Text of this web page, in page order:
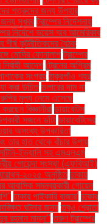
শত্রুদের জন্য উপহার
জন্য সুখবর ট্রাম্পের নির্দেশনায়
নির্দেশে ভয়েস অব আমেরিকার
শীর্ষ কূটনীতিকদের বৈঠক
মোদির ফোনালাপ ট্রাম্পের
নির্বাহী আদেশ ট্রেনের অগ্রিম
সংগ্রহ ঠাকুরগাঁও শহর
করা উচিত ডলারের দাম না
রুপির মূল্য নেমে এসেছে
বিজ্ঞানীরা ডায়াবেটিস
সজনে ডাঁটা ডায়াবেটিসের
অসংখ্য উপকারিতা
তার হাত থেকে বাঁচার উপায়
ইভ্যালি সহ এমএলএম
গোয়েন্দা সংস্থা (এফবিআই)
২০২৫ অনুষ্ঠিত ঢাকায়
আবাসিক সমন্বয়কারী গোয়েন
ঢাকার পাইকারি বাজার' ঢাকার
ঘটনার জন্য তবুও শ্রোতা
রহমান মান্না" তরুণ ট্রাম্পের